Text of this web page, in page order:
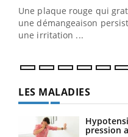
Une plaque rouge qui
une démangeaison
une irritation ...
LES MALADIES
pression